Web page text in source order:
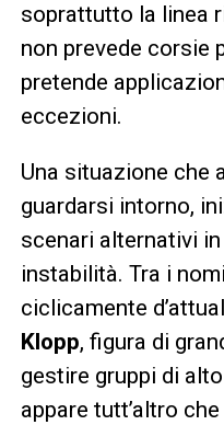
soprattutto la linea
non prevede corsie
pretende
eccezioni.
Una situazione che
guardarsi intorno,
scenari alternativi
instabilità. Tra i
ciclicamente
Klopp, figura di
gestire gruppi di
appare tutt’altro